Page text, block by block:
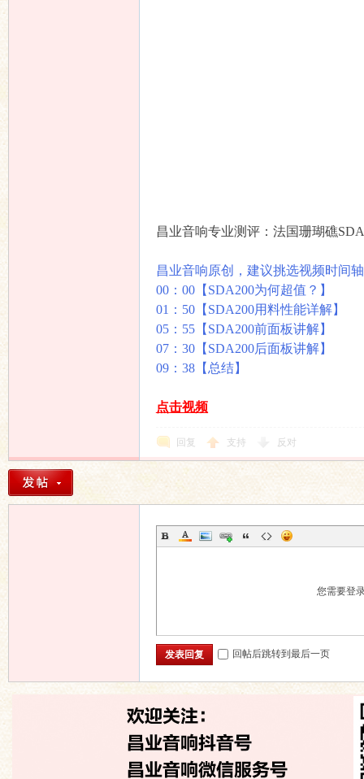
昌业音响专业测评：法国珊瑚礁
昌业音响原创，建议挑选视频时间
00：00【SDA200为何超值？】
01：50【SDA200用料性能详解】
05：55【SDA200前面板讲解】
07：30【SDA200后面板讲解】
09：38【总结】
点击视频
回复 支持 反对
您需要登
发表回复 回帖后跳转到最后一页